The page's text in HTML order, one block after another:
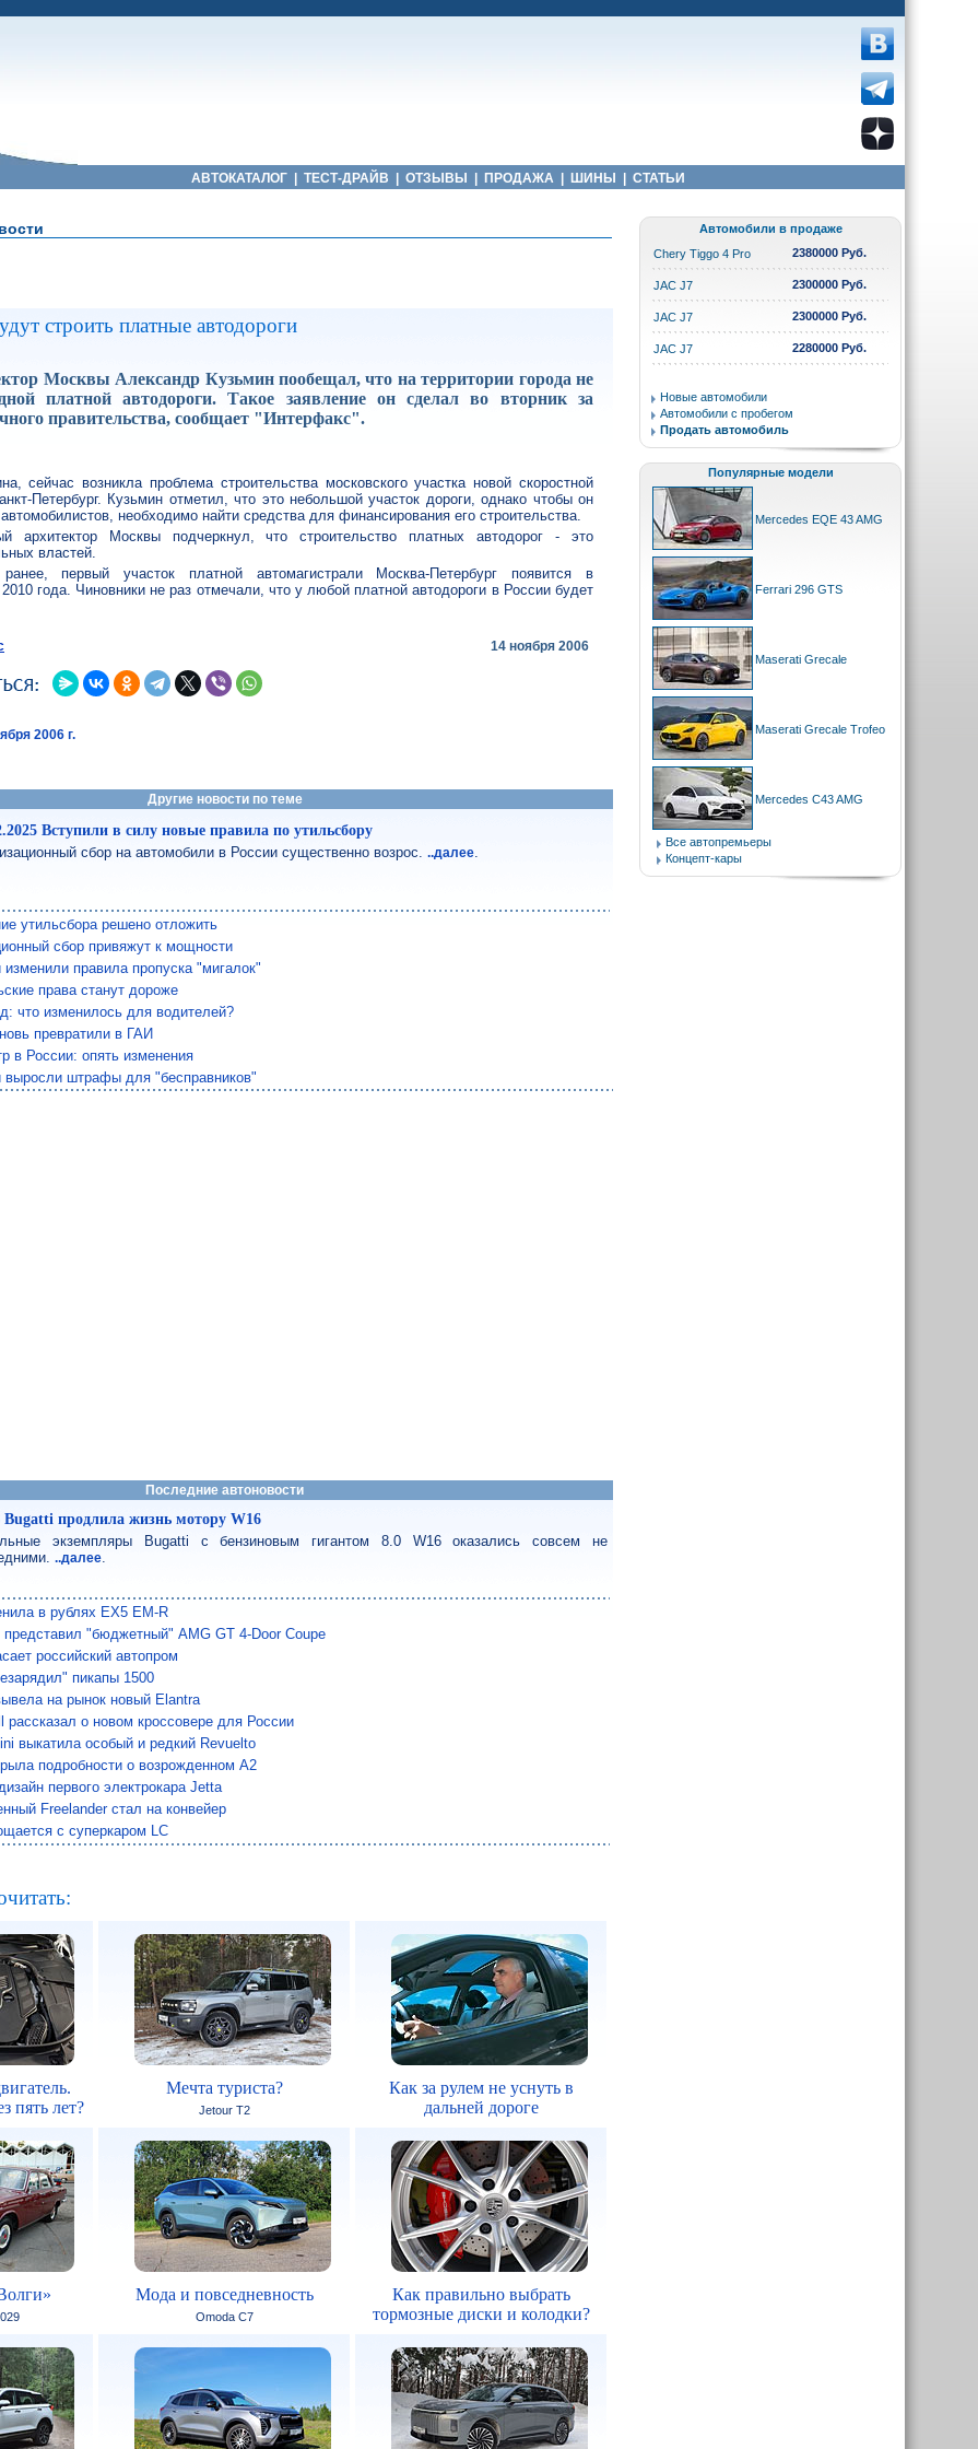
АВТОКАТАЛОГ ТЕСТ-ДРАЙВ ОТЗЫВЫ ПРОДАЖА ШИНЫ СТАТЬИ
строить платные автодороги
Москвы Александр Кузьмин пообещал, что на территории города не
платной автодороги. Такое заявление он сделал во вторник за
правительства, сообщает "Интерфакс".
сейчас возникла проблема строительства московского участка новой скоростной
Петербург. Кузьмин отметил, что это небольшой участок дороги, однако чтобы он
необходимо найти средства для финансирования его строительства.
архитектор Москвы подчеркнул, что строительство платных автодорог - это
властей.
первый участок платной автомагистрали Москва-Петербург появится в
года. Чиновники не раз отмечали, что у любой платной автодороги в России будет
14 ноября 2006
2006 г.
Другие новости по теме
Вступили в силу новые правила по утильсбору
сбор на автомобили в России существенно возрос...далее
утильсбора решено отложить
сбор привяжут к мощности
изменили правила пропуска "мигалок"
права станут дороже
что изменилось для водителей?
превратили в ГАИ
в России: опять изменения
выросли штрафы для "бесправников"
Последние автоновости
Bugatti продлила жизнь мотору W16
экземпляры Bugatti с бензиновым гигантом 8.0 W16 оказались совсем не
..далее
в рублях EX5 EM-R
представил "бюджетный" AMG GT 4-Door Coupe
российский автопром
пикапы 1500
на рынок новый Elantra
рассказал о новом кроссовере для России
выкатила особый и редкий Revuelto
подробности о возрожденном A2
первого электрокара Jetta
Freelander стал на конвейер
с суперкаром LC
пять лет?
Мечта туриста?
Jetour T2
Как за рулем не уснуть в
дальней дороге
Мода и повседневность
Omoda C7
Как правильно выбрать
тормозные диски и колодки?
Автомобили в продаже
Chery Tiggo 4 Pro
2380000 Руб.
JAC J7 2300000 Руб.
JAC J7 2300000 Руб.
JAC J7 2280000 Руб.
Новые автомобили
Автомобили с пробегом
Продать автомобиль
Популярные модели
Mercedes EQE 43 AMG
Ferrari 296 GTS
Maserati Grecale
Maserati Grecale Trofeo
Mercedes C43 AMG
Все автопремьеры
Концепт-кары